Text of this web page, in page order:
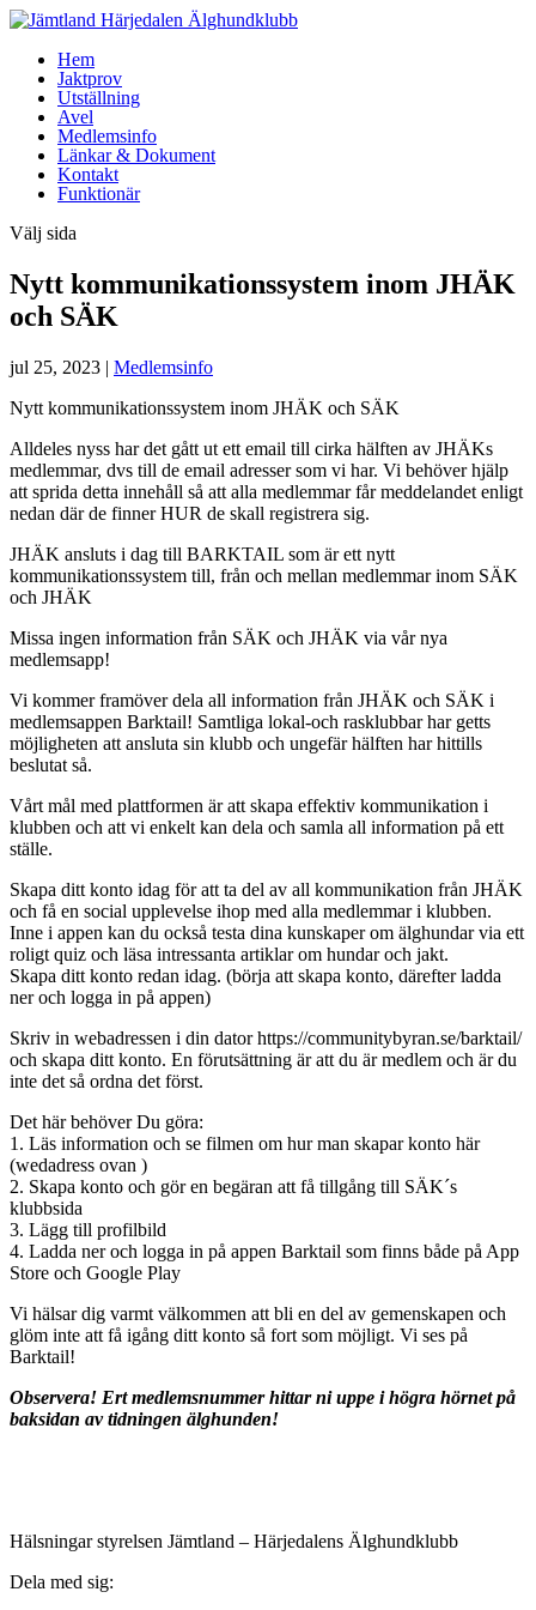
Hem
Jaktprov
Utställning
Avel
Medlemsinfo
Länkar & Dokument
Kontakt
Funktionär
Välj sida
Nytt kommunikationssystem inom JHÄK
och SÄK
jul 25, 2023 | Medlemsinfo
Nytt kommunikationssystem inom JHÄK och SÄK
Alldeles nyss har det gått ut ett email till cirka hälften av JHÄKs
medlemmar, dvs till de email adresser som vi har. Vi behöver hjälp
att sprida detta innehåll så att alla medlemmar får meddelandet enligt
nedan där de finner HUR de skall registrera sig.
JHÄK ansluts i dag till BARKTAIL som är ett nytt
kommunikationssystem till, från och mellan medlemmar inom SÄK
och JHÄK
Missa ingen information från SÄK och JHÄK via vår nya
medlemsapp!
Vi kommer framöver dela all information från JHÄK och SÄK i
medlemsappen Barktail! Samtliga lokal-och rasklubbar har getts
möjligheten att ansluta sin klubb och ungefär hälften har hittills
beslutat så.
Vårt mål med plattformen är att skapa effektiv kommunikation i
klubben och att vi enkelt kan dela och samla all information på ett
ställe.
Skapa ditt konto idag för att ta del av all kommunikation från JHÄK
och få en social upplevelse ihop med alla medlemmar i klubben.
Inne i appen kan du också testa dina kunskaper om älghundar via ett
roligt quiz och läsa intressanta artiklar om hundar och jakt.
Skapa ditt konto redan idag. (börja att skapa konto, därefter ladda
ner och logga in på appen)
Skriv in webadressen i din dator https://communitybyran.se/barktail/
och skapa ditt konto. En förutsättning är att du är medlem och är du
inte det så ordna det först.
Det här behöver Du göra:
1. Läs information och se filmen om hur man skapar konto här
(wedadress ovan )
2. Skapa konto och gör en begäran att få tillgång till SÄK´s
klubbsida
3. Lägg till profilbild
4. Ladda ner och logga in på appen Barktail som finns både på App
Store och Google Play
Vi hälsar dig varmt välkommen att bli en del av gemenskapen och
glöm inte att få igång ditt konto så fort som möjligt. Vi ses på
Barktail!
Observera! Ert medlemsnummer hittar ni uppe i högra hörnet på
baksidan av tidningen älghunden!
Hälsningar styrelsen Jämtland – Härjedalens Älghundklubb
Dela med sig: